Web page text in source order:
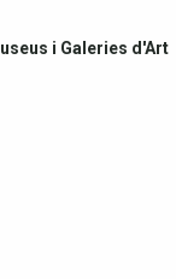
i Galeries d'Art